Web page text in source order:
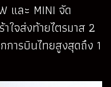
และ MINI จัด
ใจส่งท้ายไตรมาส 2
ารบินไทยสูงสุดถึง 1